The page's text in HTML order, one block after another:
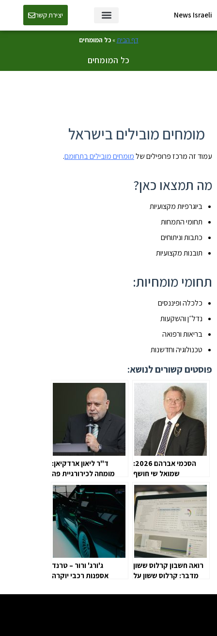
News Israeli יצירת קשר
דף הבית»כל המומחים
כל המומחים
מומחים מובילים בישראל
עמוד זה מרכז פרופילים שלמומחים מובילים בתחומם.
מה תמצאו כאן?
ביוגרפיות מקצועיות
תחומי התמחות
כתבות וניתוחים
תובנות מקצועיות
תחומי מומחיות:
כלכלה ופיננסים
נדל״ן והשקעות
בריאות ורפואה
טכנולוגיה וחדשנות
פוסטים קשורים לנושא:
הסכמי אברהם 2026:
שמואל שי חושף
הזדמנויות השקעה
במפרץ
ד"ר ליאון ארדקיאן:
מומחה לכירורגיית פה
ולסתות
רואה חשבון קרלוס ששון
מדבר: קרלוס ששון על
עולם החשבונאות
ג'ורג' ורור – טרנד
אספנות רכבי יוקרה